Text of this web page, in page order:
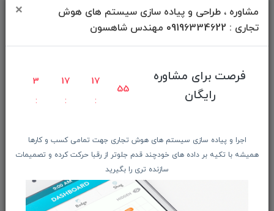
مشاوره ، طراحی و پیاده سازی سیستم های هوش
تجاری : 09196334622 مهندس شاهسون
×
فرصت برای مشاوره
رایگان
3 17 17
54
اجرا و پیاده سازی سیستم های هوش تجاری جهت تمامی کسب و کارها
همیشه با تکیه بر داده های خودچند قدم جلوتر از رقبا حرکت کرده و تصمیمات
سازنده تری را بگیرید
شگفت انگیزان منتخب
دسترسی سریع
راهنمای ثبت سفارش